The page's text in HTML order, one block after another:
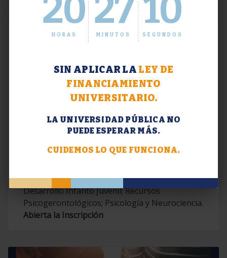
20
HORAS
27
MINUTOS
11
SEGUNDOS
SIN APLICAR LA LEY DE
FINANCIAMIENTO
UNIVERSITARIO.
LA UNIVERSIDAD PÚBLICA NO
PUEDE ESPERAR MÁS.
CUIDEMOS LO QUE FUNCIONA.
Extensión. Diplomaturas 2026.
Contemporáneas; Problemáticas en el
Desarrollo Infanto Juvenil; Recursos
Psicogerontológicos; Psicología y Neurociencia.
Abierta la Inscripción